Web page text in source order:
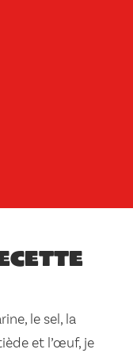
le sel, la
et l’œuf, je